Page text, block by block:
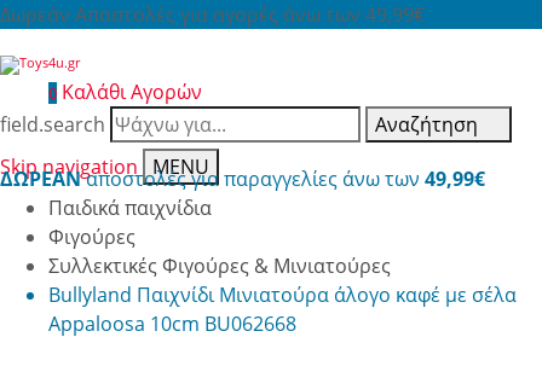
Δωρεάν Αποστολές για αγορές άνω των 49,99€
0 Καλάθι Αγορών
field.search
Αναζήτηση
Skip navigation
MENU
ΔΩΡΕΑΝαποστολές για παραγγελίες άνω των 49,99€
Παιδικά παιχνίδια
Φιγούρες
Συλλεκτικές Φιγούρες & Μινιατούρες
Bullyland Παιχνίδι Μινιατούρα άλογο καφέ με σέλα
Appaloosa 10cm BU062668